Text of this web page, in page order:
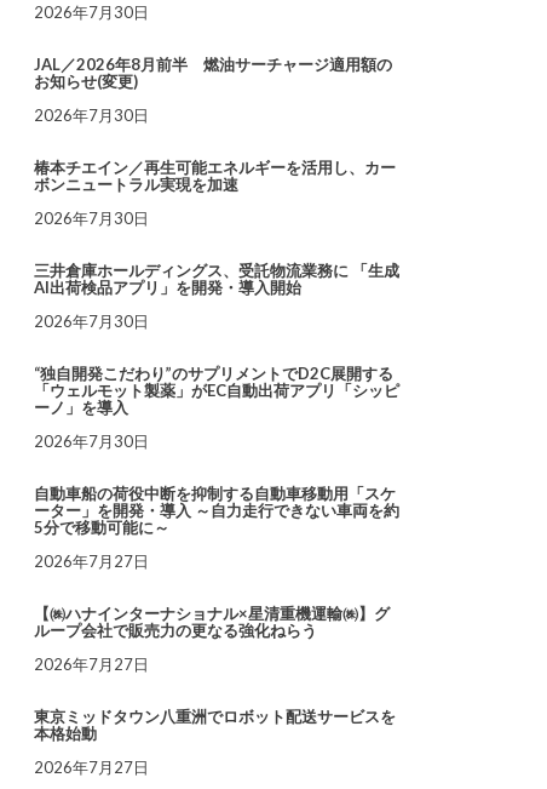
2026年7月30日
JAL／2026年8月前半 燃油サーチャージ適用額の
お知らせ(変更)
2026年7月30日
椿本チエイン／再生可能エネルギーを活用し、カー
ボンニュートラル実現を加速
2026年7月30日
三井倉庫ホールディングス、受託物流業務に 「生成
AI出荷検品アプリ」を開発・導入開始
2026年7月30日
“独自開発こだわり”のサプリメントでD2C展開する
「ウェルモット製薬」がEC自動出荷アプリ「シッピ
ーノ」を導入
2026年7月30日
自動車船の荷役中断を抑制する自動車移動用「スケ
ーター」を開発・導入 ～自力走行できない車両を約
5分で移動可能に～
2026年7月27日
【㈱ハナインターナショナル×星清重機運輸㈱】グ
ループ会社で販売力の更なる強化ねらう
2026年7月27日
東京ミッドタウン八重洲でロボット配送サービスを
本格始動
2026年7月27日